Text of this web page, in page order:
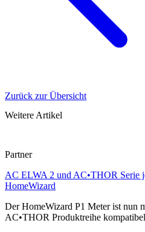
Zurück zur Übersicht
Weitere Artikel
Partner
AC ELWA 2 und AC•THOR Serie
HomeWizard
Der HomeWizard P1 Meter ist nun
AC•THOR Produktreihe